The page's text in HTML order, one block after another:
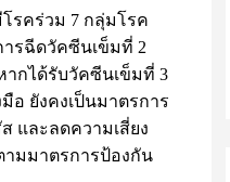
รคร่วม 7 กลุ่มโรค
รฉีดวัคซีนเข็มที่ 2
ากได้รับวัคซีนเข็มที่ 3
อ ยังคงเป็นมาตรการ
และลดความเสี่ยง
ามมาตรการป้องกัน